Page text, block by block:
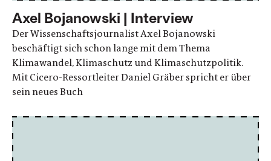
Axel Bojanowski | Interview
Der Wissenschaftsjournalist Axel Bojanowski
beschäftigt sich schon lange mit dem Thema
Klimawandel, Klimaschutz und Klimaschutzpolitik.
Mit Cicero-Ressortleiter Daniel Gräber spricht er über
sein neues Buch